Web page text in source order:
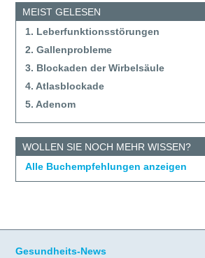
MEIST GELESEN
1. Leberfunktionsstörungen
2. Gallenprobleme
3. Blockaden der Wirbelsäule
4. Atlasblockade
5. Adenom
WOLLEN SIE NOCH MEHR WISSEN?
Alle Buchempfehlungen anzeigen
Gesundheits-News